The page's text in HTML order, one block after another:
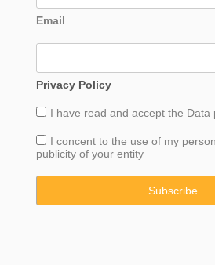
Email
Privacy Policy
I have read and accept the Data
I concent to the use of my
publicity of your entity